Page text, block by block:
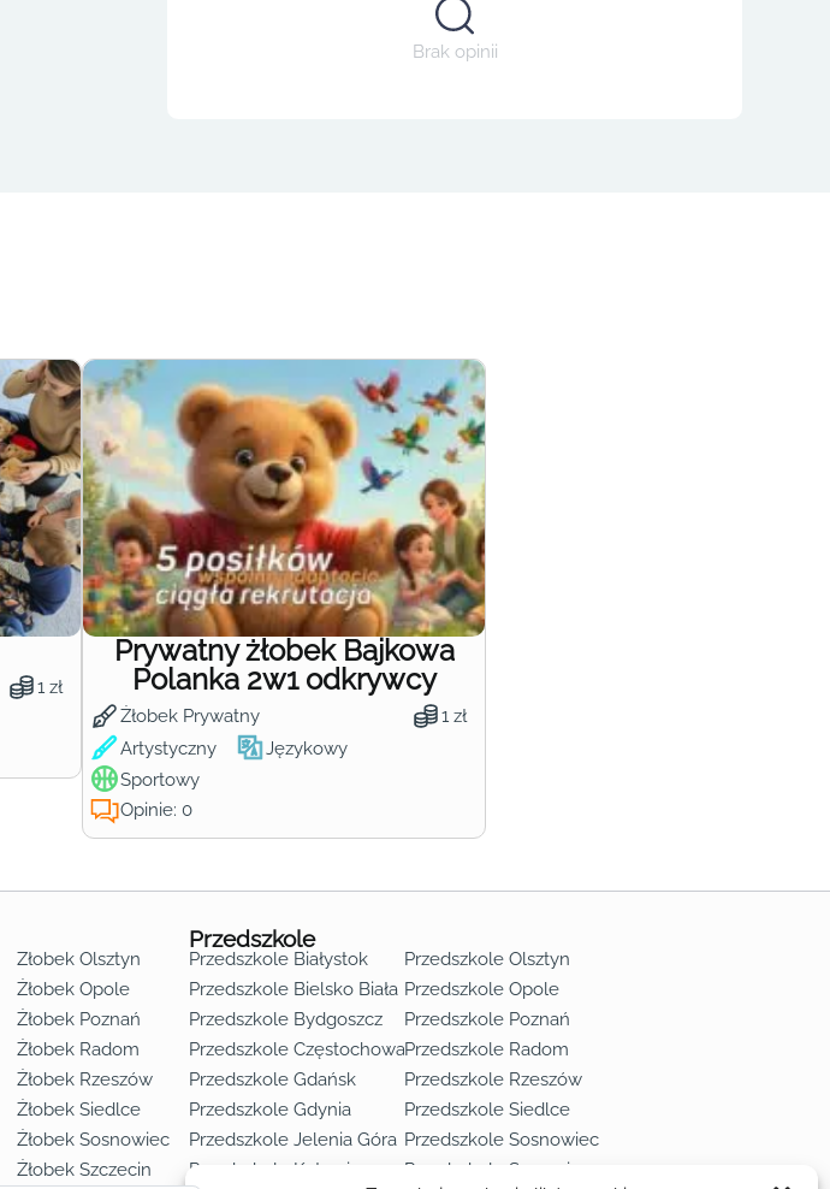
Brak opinii
1 zł
Prywatny żłobek Bajkowa
Polanka 2w1 odkrywcy
Żłobek Prywatny 1 zł
Artystyczny
Językowy
Sportowy
Opinie: 0
Żłobek Olsztyn
Żłobek Opole
Żłobek Poznań
Żłobek Radom
Żłobek Rzeszów
Żłobek Siedlce
Żłobek Sosnowiec
Żłobek Szczecin
Przedszkole
Przedszkole Białystok
Przedszkole Bielsko Biała
Przedszkole Bydgoszcz
Przedszkole Częstochowa
Przedszkole Gdańsk
Przedszkole Gdynia
Przedszkole Jelenia Góra
Przedszkole Katowice
Przedszkole Olsztyn
Przedszkole Opole
Przedszkole Poznań
Przedszkole Radom
Przedszkole Rzeszów
Przedszkole Siedlce
Przedszkole Sosnowiec
Przedszkole Szczecin